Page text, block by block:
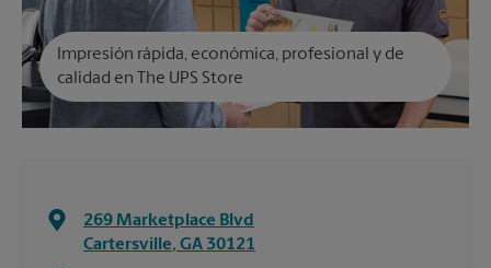
Impresión rápida, económica, profesional y de
calidad en The UPS Store
269 Marketplace Blvd
Cartersville, GA 30121